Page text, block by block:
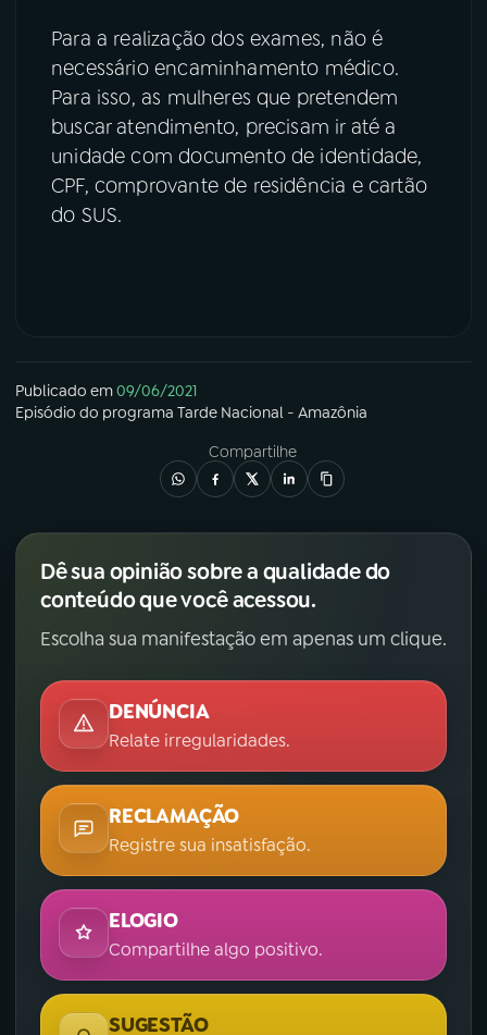
Para a realização dos exames, não é
necessário encaminhamento médico.
Para isso, as mulheres que pretendem
buscar atendimento, precisam ir até a
unidade com documento de identidade,
CPF, comprovante de residência e cartão
do SUS.
Publicado em09/06/2021
Episódio do programa Tarde Nacional - Amazônia
Compartilhe
Dê sua opinião sobre a qualidade do
conteúdo que você acessou.
Escolha sua manifestação em apenas um clique.
DENÚNCIA
Relate irregularidades.
RECLAMAÇÃO
Registre sua insatisfação.
ELOGIO
Compartilhe algo positivo.
SUGESTÃO